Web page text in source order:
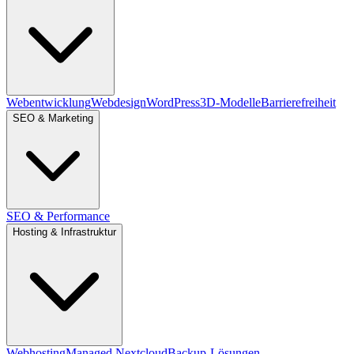
WebentwicklungWebdesignWordPress3D-ModelleBarrierefreiheit
SEO & Marketing
SEO & Performance
Hosting & Infrastruktur